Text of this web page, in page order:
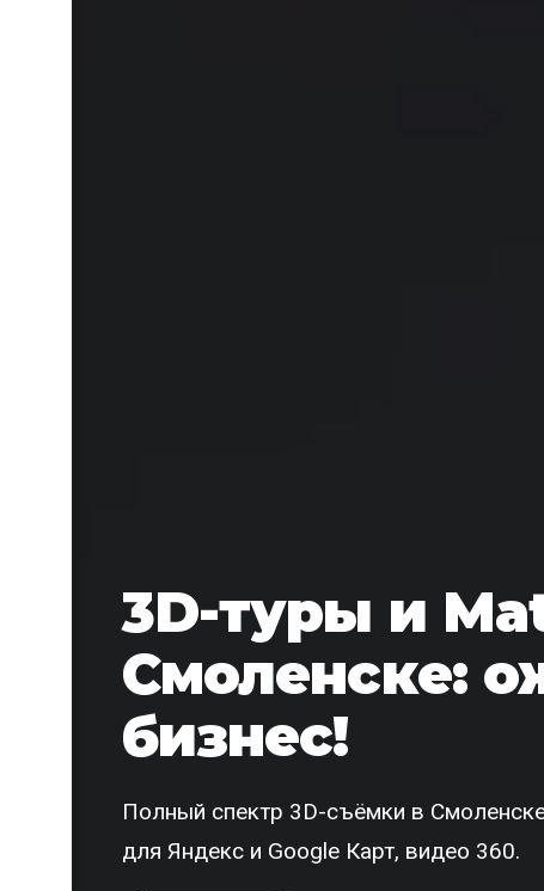
3D-туры и
Смоленске:
бизнес!
Полный спектр 3D-съёмки в
для Яндекс и Google Карт, видео 360.